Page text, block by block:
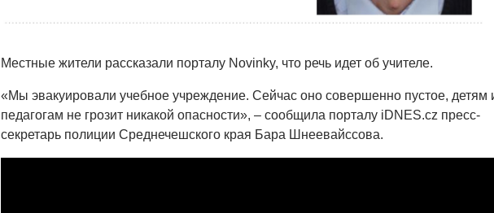
Местные жители рассказали порталу Novinky, что речь идет об учителе.
«Мы эвакуировали учебное учреждение. Сейчас оно совершенно пустое, детям
педагогам не грозит никакой опасности», – сообщила порталу iDNES.cz пресс-
секретарь полиции Среднечешского края Бара Шнеевайссова.